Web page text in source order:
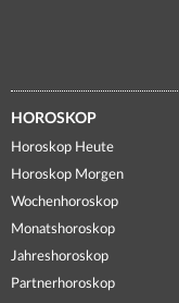
HOROSKOP
Horoskop Heute
Horoskop Morgen
Wochenhoroskop
Monatshoroskop
Jahreshoroskop
Partnerhoroskop